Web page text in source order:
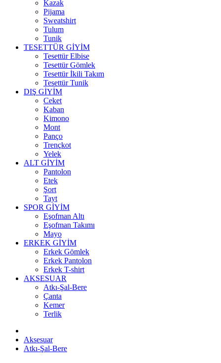
Kazak
Pijama
Sweatshirt
Tulum
Tunik
TESETTÜR GİYİM
Tesettür Elbise
Tesettür Gömlek
Tesettür İkili Takım
Tesettür Tunik
DIŞ GİYİM
Ceket
Kaban
Kimono
Mont
Panço
Trençkot
Yelek
ALT GİYİM
Pantolon
Etek
Şort
Tayt
SPOR GİYİM
Eşofman Altı
Eşofman Takımı
Mayo
ERKEK GİYİM
Erkek Gömlek
Erkek Pantolon
Erkek T-shirt
AKSESUAR
Atkı-Şal-Bere
Çanta
Kemer
Terlik
Aksesuar
Atkı-Şal-Bere